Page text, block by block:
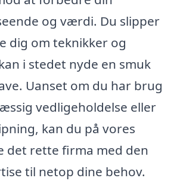
og værdi. Du slipper
dig om teknikker og
i stedet nyde en smuk
Uanset om du har brug
vedligeholdelse eller
kan du på vores
det rette firma med den
til netop dine behov.